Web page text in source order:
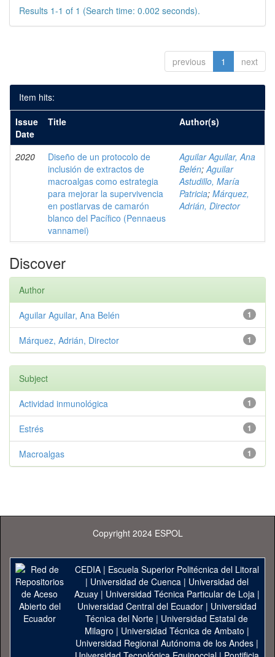
Results 1-1 of 1 (Search time: 0.002 seconds).
previous 1 next
Item hits:
Issue
Date
Title Author(s)
2020
Diseño de un protocolo de
inclusión de extractos de
macroalgas como estrategia
para mejorar la supervivencia
en postlarvas de camarón
blanco del Pacífico (Pennaeus
vannamei)
Aguilar Aguilar, Ana
Belén;Aguilar
Astudillo, María
Patricia; Márquez,
Adrián, Director
Discover
Author
1
Aguilar Aguilar, Ana Belén
1
Márquez, Adrián, Director
Subject
1
Actividad inmunológica
1
Estrés
1
Macroalgas
Copyright 2024 ESPOL
CEDIA| Escuela Superior Politécnica del Litoral
| Universidad de Cuenca| Universidad del
Azuay| Universidad Técnica Particular de Loja|
Universidad Central del Ecuador| Universidad
Técnica del Norte | Universidad Estatal de
Milagro | Universidad Técnica de Ambato |
Universidad Regional Autónoma de los Andes|